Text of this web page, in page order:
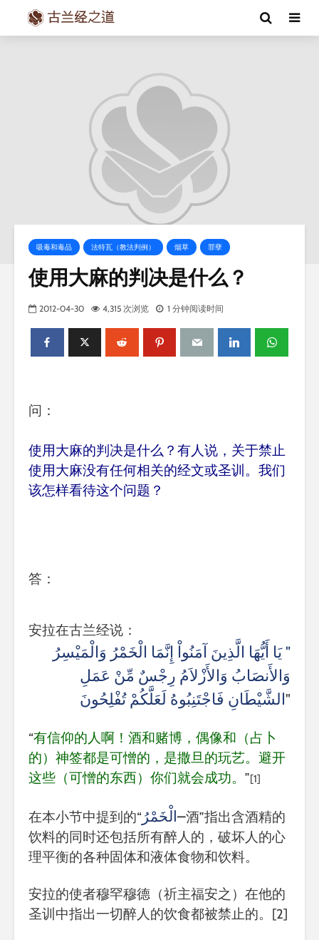
吸毒和毒品 法特瓦（教法判例） 烟草 罪孽
使用大麻的判决是什么？
2012-04-30 4,315 次浏览 1 分钟阅读时间
问：
使用大麻的判决是什么？有人说，关于禁止
使用大麻没有任何相关的经文或圣训。我们
该怎样看待这个问题？
答：
安拉在古兰经说：
" يَا أَيُّهَا الَّذِينَ آمَنُواْ إِنَّمَا الْخَمْرُ وَالْمَيْسِرُ
وَالأَنصَابُ وَالأَزْلاَمُ رِجْسٌ مِّنْ عَمَلِ
الشَّيْطَانِ فَاجْتَنِبُوهُ لَعَلَّكُمْ تُفْلِحُونَ"
“有信仰的人啊！酒和赌博，偶像和（占卜
的）神签都是可憎的，是撒旦的玩艺。避开
这些（可憎的东西）你们就会成功。 ”[1]
在本小节中提到的“ الْخَمْرُ–酒”指出含酒精的
饮料的同时还包括所有醉人的，破坏人的心
理平衡的各种固体和液体食物和饮料。
安拉的使者穆罕穆德（祈主福安之）在他的
圣训中指出一切醉人的饮食都被禁止的。 [2]